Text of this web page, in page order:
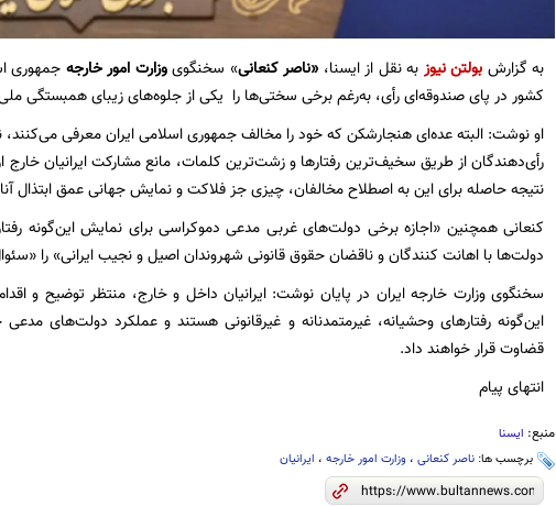
به گزارش بولتن نیوز به نقل از ایسنا، «ناصر کنعانی» سخنگویوزارت امور خارجه جمهوری
کشور در پای صندوقه‌ای رأی، به‌رغم برخی سختی‌ها را یکی از جلوه‌های زیبای همبستگی
او نوشت: البته عده‌ای هنجارشکن که خود را مخالف جمهوری اسلامی ایران معرفی می‌کنند،
رأی‌دهندگان از طریق سخیف‌ترین رفتارها و زشت‌ترین کلمات، مانع مشارکت ایرانیان خارج
نتیجه حاصله برای این به اصطلاح مخالفان، چیزی جز فلاکت و نمایش جهانی عمق ابتذال
کنعانی همچنین «اجازه برخی دولت‌های غربی مدعی دموکراسی برای نمایش این‌گونه
دولت‌ها با اهانت کنندگان و ناقضان حقوق قانونی شهروندان اصیل و نجیب ایرانی» را
سخنگوی وزارت خارجه ایران در پایان نوشت: ایرانیان داخل و خارج، منتظر توضیح و
این‌گونه رفتارهای وحشیانه، غیرمتمدنانه و غیرقانونی هستند و عملکرد دولت‌های
قضاوت قرار خواهند داد.
انتهای پیام
منبع: ایسنا
برچسب ها: ناصر کنعانی، وزارت امور خارجه، ایرانیان